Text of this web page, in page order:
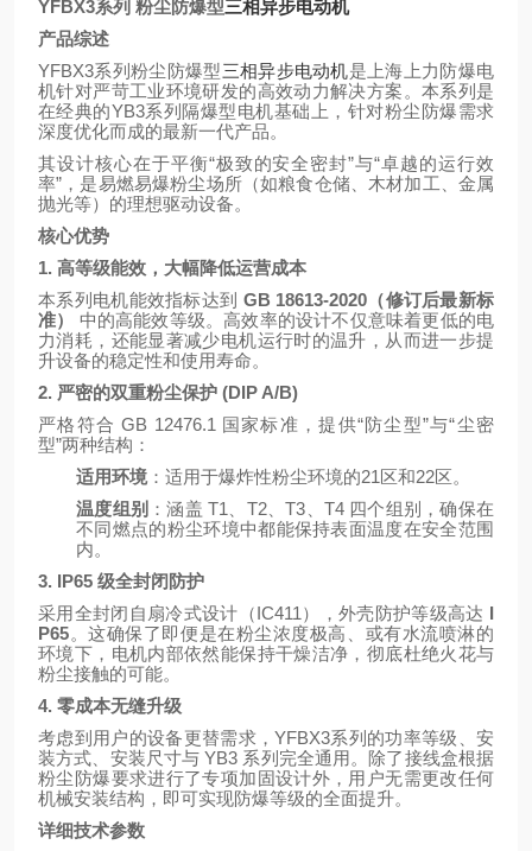
YFBX3系列 粉尘防爆型三相异步电动机
产品综述
YFBX3系列粉尘防爆型三相异步电动机是上海上力防爆电
机针对严苛工业环境研发的高效动力解决方案。本系列是
在经典的YB3系列隔爆型电机基础上，针对粉尘防爆需求
深度优化而成的最新一代产品。
其设计核心在于平衡“极致的安全密封”与“卓越的运行效
率”，是易燃易爆粉尘场所（如粮食仓储、木材加工、金属
抛光等）的理想驱动设备。
核心优势
1. 高等级能效，大幅降低运营成本
本系列电机能效指标达到 GB 18613-2020（修订后最新标
准）
中的高能效等级。高效率的设计不仅意味着更低的电
力消耗，还能显著减少电机运行时的温升，从而进一步提
升设备的稳定性和使用寿命。
2. 严密的双重粉尘保护 (DIP A/B)
严格符合 GB 12476.1 国家标准，提供“防尘型”与“尘密
型”两种结构：
适用环境：适用于爆炸性粉尘环境的21区和22区。
温度组别 ：涵盖 T1、T2、T3、T4 四个组别，确保在
不同燃点的粉尘环境中都能保持表面温度在安全范围
内。
3. IP65 级全封闭防护
采用全封闭自扇冷式设计（IC411），外壳防护等级高达 I
P65。这确保了即便是在粉尘浓度极高、或有水流喷淋的
环境下，电机内部依然能保持干燥洁净，彻底杜绝火花与
粉尘接触的可能。
4. 零成本无缝升级
考虑到用户的设备更替需求，YFBX3系列的功率等级、安
装方式、安装尺寸与 YB3 系列完全通用。除了接线盒根据
粉尘防爆要求进行了专项加固设计外，用户无需更改任何
机械安装结构，即可实现防爆等级的全面提升。
详细技术参数